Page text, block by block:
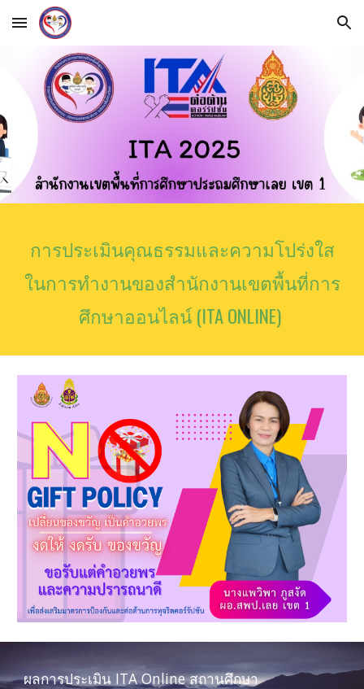
Skip to main content Skip to navigation
การประเมินคุณธรรมและความโปร่งใส
ในการทำงานของสำนักงานเขตพื้นที่การ
ศึกษาออนไลน์ (ITA ONLINE)
ผลการประเมิน ITA Online สถานศึกษา